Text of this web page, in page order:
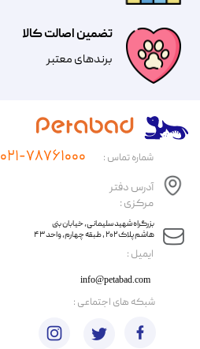
تضمین اصالت کالا
​​برندهای معتبر​​​​​​​
​ایمیل :
آدرس دفتر
مرکزی :
info@petabad.com
​​بزرگراه شهید سلیمانی، خیابان بنی
هاشم پلاک ۲۰۲ ، طبقه چهارم، واحد ۴۳
شماره تماس : ۰۲۱-۷۸۷۶۱۰۰۰
​شبکه های اجتماعی :